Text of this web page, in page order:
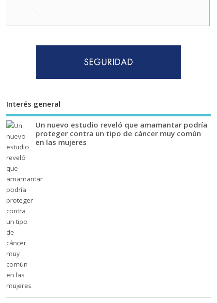
Interés general
Un nuevo estudio reveló que amamantar podría
proteger contra un tipo de cáncer muy común
en las mujeres